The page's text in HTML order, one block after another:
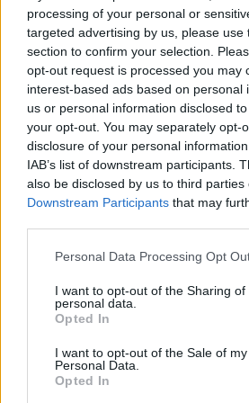
processing of your personal or
targeted advertising by us, please use
section to confirm your selection.
opt-out request is processed you may
interest-based ads based on personal
us or personal information disclosed
your opt-out. You may separately opt-
disclosure of your personal
IAB’s list of downstream participants.
also be disclosed by us to third parties
Downstream Participants that may
Personal Data Processing Opt
I want to opt-out of the Sharing of
personal data.
Opted In
I want to opt-out of the Sale of my
Personal Data.
Opted In
gość
Pytanie
Wczoraj 28.06) przez pomyłkę usunęłam krążek
antykoncepcyjny po 14
powinnam usunąć go dopiero
wczoraj. Pomyliłam się.
stosunek z mężem.
w sobotę. powinnam zrobić
to będzie ok?
Forum:Ginekologia -
pacjentki
Tematy miesiączka
Reklama: